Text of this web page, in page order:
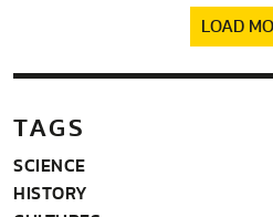
มากมายต่อทั้งตัวโลกเองและต่อสิ่
ขณะเดียวกันก็สร้างปรากฏการณ์
LOAD
TAGS
SCIENCE
HISTORY